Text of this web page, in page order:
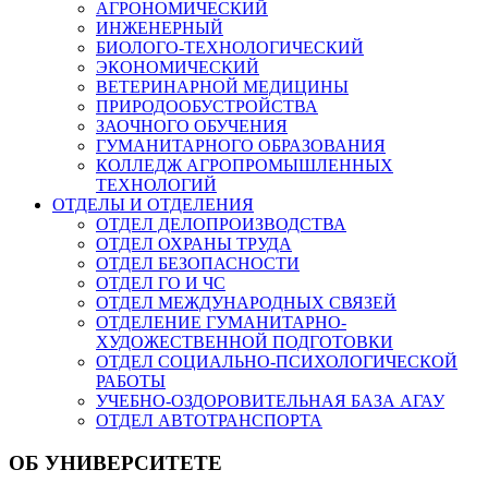
АГРОНОМИЧЕСКИЙ
ИНЖЕНЕРНЫЙ
БИОЛОГО-ТЕХНОЛОГИЧЕСКИЙ
ЭКОНОМИЧЕСКИЙ
ВЕТЕРИНАРНОЙ МЕДИЦИНЫ
ПРИРОДООБУСТРОЙСТВА
ЗАОЧНОГО ОБУЧЕНИЯ
ГУМАНИТАРНОГО ОБРАЗОВАНИЯ
КОЛЛЕДЖ АГРОПРОМЫШЛЕННЫХ
ТЕХНОЛОГИЙ
ОТДЕЛЫ И ОТДЕЛЕНИЯ
ОТДЕЛ ДЕЛОПРОИЗВОДСТВА
ОТДЕЛ ОХРАНЫ ТРУДА
ОТДЕЛ БЕЗОПАСНОСТИ
ОТДЕЛ ГО И ЧС
ОТДЕЛ МЕЖДУНАРОДНЫХ СВЯЗЕЙ
ОТДЕЛЕНИЕ ГУМАНИТАРНО-
ХУДОЖЕСТВЕННОЙ ПОДГОТОВКИ
ОТДЕЛ СОЦИАЛЬНО-ПСИХОЛОГИЧЕСКОЙ
РАБОТЫ
УЧЕБНО-ОЗДОРОВИТЕЛЬНАЯ БАЗА АГАУ
ОТДЕЛ АВТОТРАНСПОРТА
ОБ УНИВЕРСИТЕТЕ